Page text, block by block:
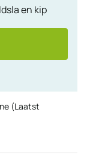
en kip
(Laatst